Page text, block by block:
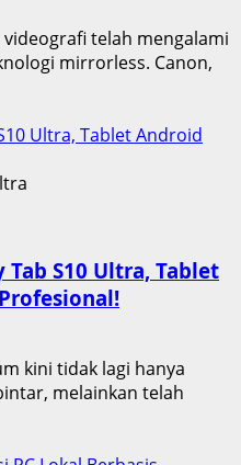
telah mengalami
mirrorless. Canon,
Ultra, Tablet Android
Tab S10 Ultra, Tablet
kini tidak lagi hanya
melainkan telah